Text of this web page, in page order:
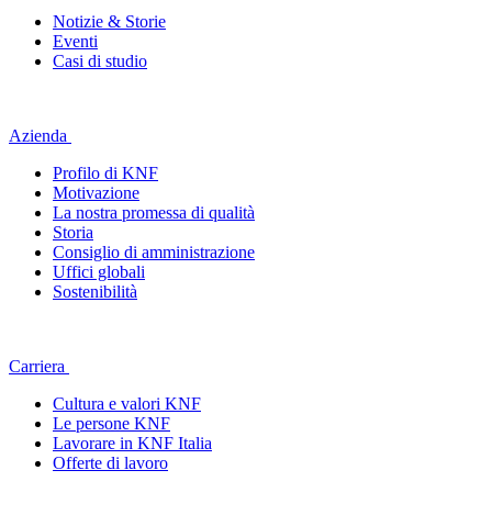
Notizie & Storie
Eventi
Casi di studio
Azienda
Profilo di KNF
Motivazione
La nostra promessa di qualità
Storia
Consiglio di amministrazione
Uffici globali
Sostenibilità
Carriera
Cultura e valori KNF
Le persone KNF
Lavorare in KNF Italia
Offerte di lavoro